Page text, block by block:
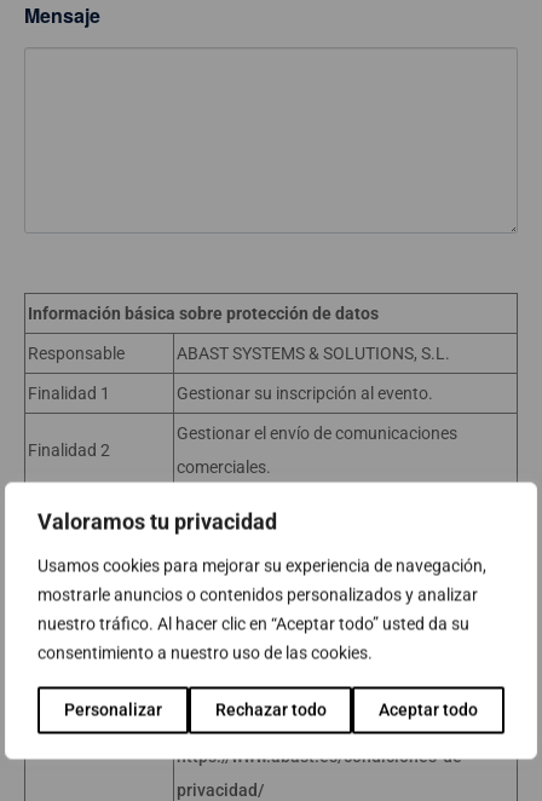
Valoramos tu privacidad
Usamos cookies para mejorar su experiencia de navegación,
mostrarle anuncios o contenidos personalizados y analizar
nuestro tráfico. Al hacer clic en “Aceptar todo” usted da su
consentimiento a nuestro uso de las cookies.
Personalizar Rechazar todo Aceptar todo
Mensaje
Información básica sobre protección de datos
Responsable ABAST SYSTEMS & SOLUTIONS, S.L.
Finalidad 1 Gestionar su inscripción al evento.
Finalidad 2
Gestionar el envío de comunicaciones
comerciales.
como, el resto de derechos que se explican en
la información adicional.
Información
Adicional
Puede consultar la información adicional y
detallada sobre Protección de Datos en
nuestra página web:
https://www.abast.es/condiciones-de-
privacidad/